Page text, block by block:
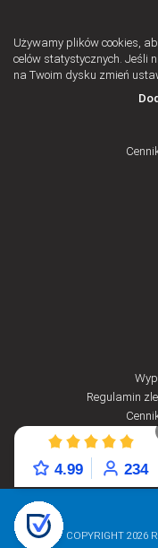
Używamy plików cookies,
celów statystycznych. Jeśli
na Twoim dysku zmień
Regulamin
COPYRIGHT 2026
4.99 234